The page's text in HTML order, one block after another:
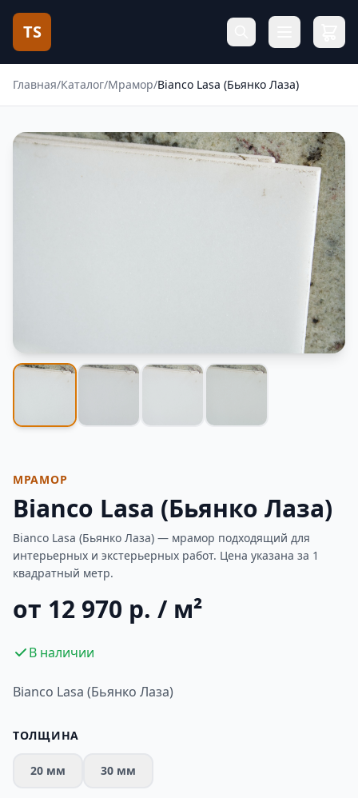
TS
Главная/Каталог/Мрамор/Bianco Lasa (Бьянко Лаза)
Фотогалерея
МРАМОР
Bianco Lasa (Бьянко Лаза)
Bianco Lasa (Бьянко Лаза) — мрамор подходящий для
интерьерных и экстерьерных работ. Цена указана за 1
квадратный метр.
от 12 970 р. / м²
В наличии
Bianco Lasa (Бьянко Лаза)
ТОЛЩИНА
20 мм 30 мм